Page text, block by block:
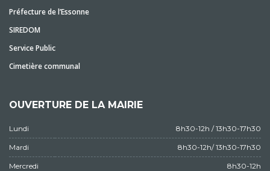
Préfecture de l’Essonne
SIREDOM
Service Public
Cimetière communal
OUVERTURE DE LA MAIRIE
Lundi 8h30-12h / 13h30-17h30
Mardi 8h30-12h/ 13h30-17h30
Mercredi 8h30-12h